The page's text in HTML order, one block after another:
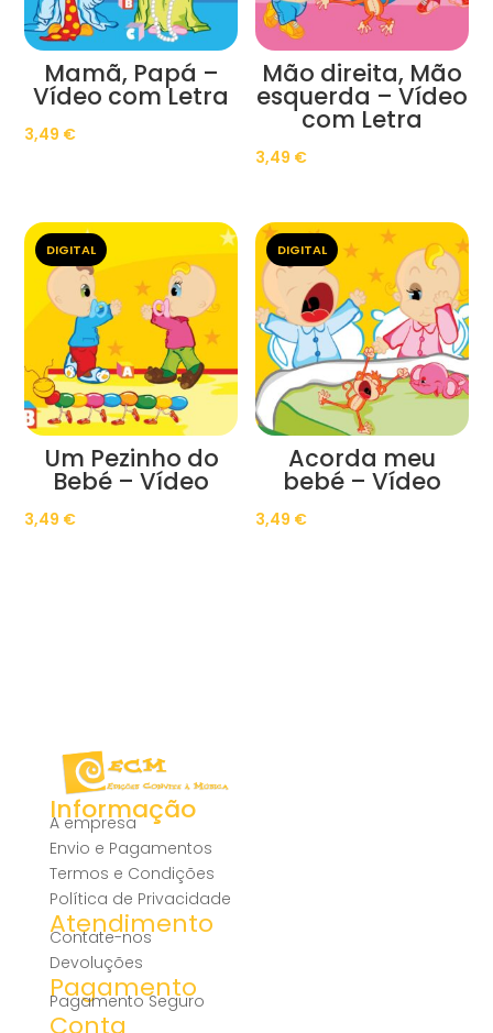
Mamã, Papá –
Vídeo com Letra
3,49 €
Mão direita, Mão
esquerda – Vídeo
com Letra
3,49 €
DIGITAL
Um Pezinho do
Bebé – Vídeo
3,49 €
DIGITAL
Acorda meu
bebé – Vídeo
3,49 €
Informação
A empresa
Envio e Pagamentos
Termos e Condições
Política de Privacidade
Atendimento
Contate-nos
Devoluções
Pagamento
Pagamento Seguro
Conta